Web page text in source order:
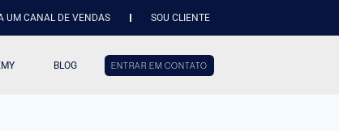
UM CANAL DE VENDAS SOU CLIENTE
BLOG ENTRAR EM CONTATO